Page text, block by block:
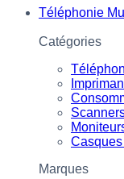
Téléphonie
Catégories
Casques
Marques